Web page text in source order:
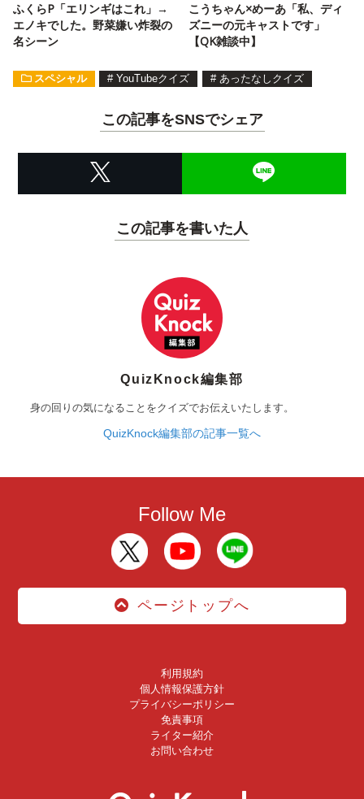
ふくらP「エリンギはこれ」→
エノキでした。野菜嫌い炸裂の
名シーン
こうちゃん×めーあ「私、ディ
ズニーの元キャストです」
【QK雑談中】
スペシャル # YouTubeクイズ # あったなしクイズ
この記事をSNSでシェア
この記事を書いた人
QuizKnock編集部
身の回りの気になることをクイズでお伝えいたします。
QuizKnock編集部の記事一覧へ
Follow Me
ページトップへ
利用規約
個人情報保護方針
プライバシーポリシー
免責事項
ライター紹介
お問い合わせ